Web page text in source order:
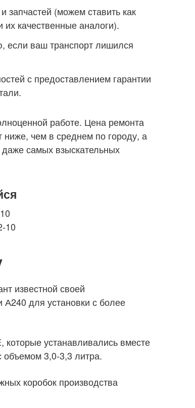
запчастей (можем ставить как
качественные аналоги).
если ваш транспорт лишился
с предоставлением гарантии
работе. Цена ремонта
чем в среднем по городу, а
даже самых взыскательных
10
известной своей
А240 для установки с более
которые устанавливались вместе
объемом 3,0-3,3 литра.
коробок производства